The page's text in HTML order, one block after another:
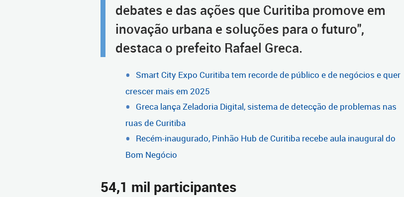
debates e das ações que Curitiba promove em
inovação urbana e soluções para o futuro",
destaca o prefeito Rafael Greca.
Smart City Expo Curitiba tem recorde de público e de negócios e quer
crescer mais em 2025
Greca lança Zeladoria Digital, sistema de detecção de problemas nas
ruas de Curitiba
Recém-inaugurado, Pinhão Hub de Curitiba recebe aula inaugural do
Bom Negócio
54,1 mil participantes